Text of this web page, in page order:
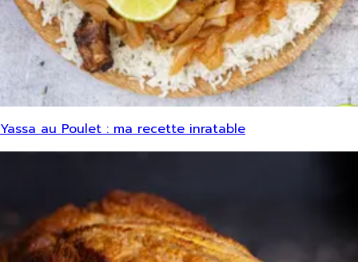
Yassa au Poulet : ma recette inratable